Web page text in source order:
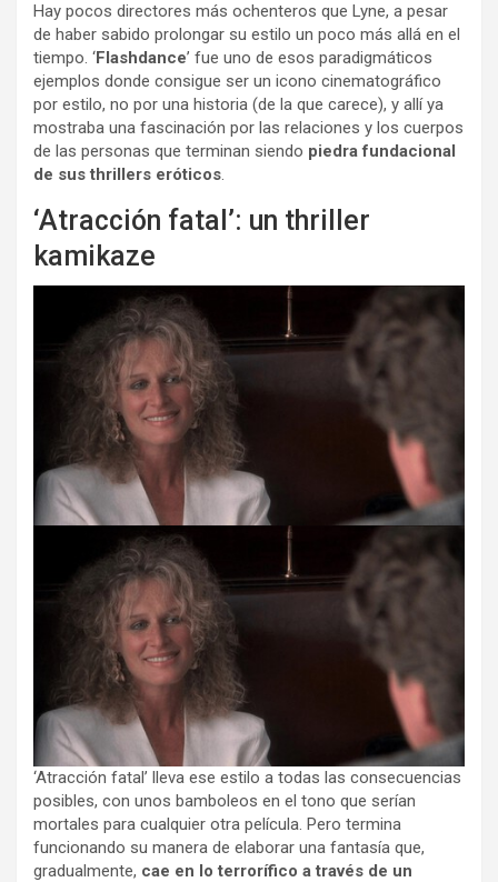
Hay pocos directores más ochenteros que Lyne, a pesar
de haber sabido prolongar su estilo un poco más allá en el
tiempo. ‘Flashdance’ fue uno de esos paradigmáticos
ejemplos donde consigue ser un icono cinematográfico
por estilo, no por una historia (de la que carece), y allí ya
mostraba una fascinación por las relaciones y los cuerpos
de las personas que terminan siendo piedra fundacional
de sus thrillers eróticos.
‘Atracción fatal’: un thriller
kamikaze
‘Atracción fatal’ lleva ese estilo a todas las consecuencias
posibles, con unos bamboleos en el tono que serían
mortales para cualquier otra película. Pero termina
funcionando su manera de elaborar una fantasía que,
gradualmente, cae en lo terrorífico a través de un